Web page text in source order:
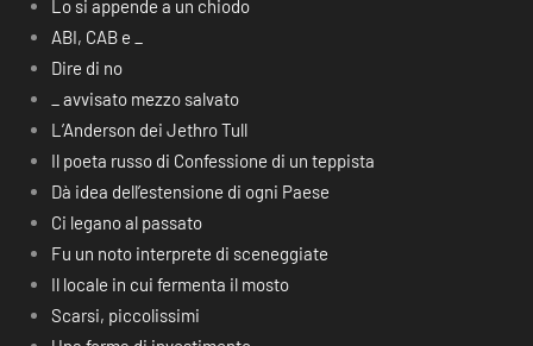
Lo si appende a un chiodo
ABI, CAB e _
Dire di no
_ avvisato mezzo salvato
L’Anderson dei Jethro Tull
Il poeta russo di Confessione di un teppista
Dà idea dell’estensione di ogni Paese
Ci legano al passato
Fu un noto interprete di sceneggiate
Il locale in cui fermenta il mosto
Scarsi, piccolissimi